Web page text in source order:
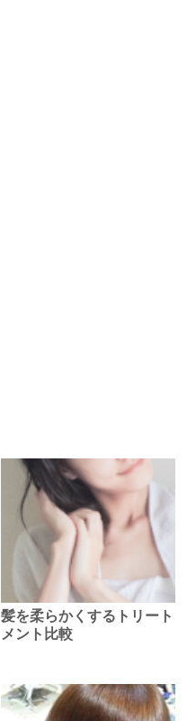
髪を柔らかくするトリート
メント比較